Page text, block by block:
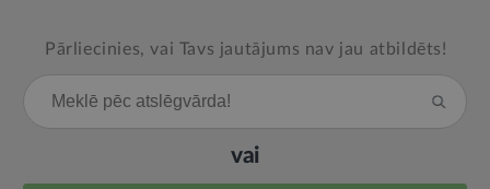
Pārliecinies, vai Tavs jautājums nav jau atbildēts!
vai